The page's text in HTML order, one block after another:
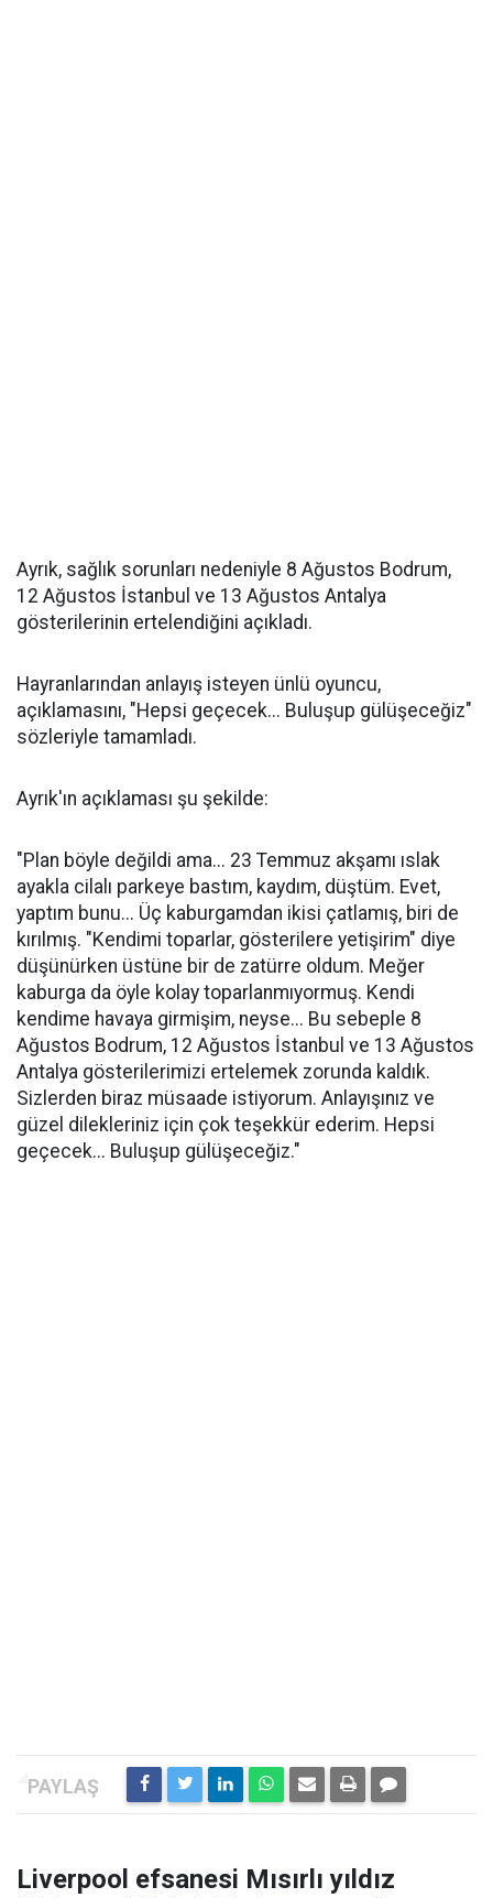
Ayrık, sağlık sorunları nedeniyle 8 Ağustos Bodrum,
12 Ağustos İstanbul ve 13 Ağustos Antalya
gösterilerinin ertelendiğini açıkladı.
Hayranlarından anlayış isteyen ünlü oyuncu,
açıklamasını, "Hepsi geçecek... Buluşup gülüşeceğiz"
sözleriyle tamamladı.
Ayrık'ın açıklaması şu şekilde:
"Plan böyle değildi ama... 23 Temmuz akşamı ıslak
ayakla cilalı parkeye bastım, kaydım, düştüm. Evet,
yaptım bunu... Üç kaburgamdan ikisi çatlamış, biri de
kırılmış. "Kendimi toparlar, gösterilere yetişirim" diye
düşünürken üstüne bir de zatürre oldum. Meğer
kaburga da öyle kolay toparlanmıyormuş. Kendi
kendime havaya girmişim, neyse... Bu sebeple 8
Ağustos Bodrum, 12 Ağustos İstanbul ve 13 Ağustos
Antalya gösterilerimizi ertelemek zorunda kaldık.
Sizlerden biraz müsaade istiyorum. Anlayışınız ve
güzel dilekleriniz için çok teşekkür ederim. Hepsi
geçecek... Buluşup gülüşeceğiz."
Liverpool efsanesi Mısırlı yıldız